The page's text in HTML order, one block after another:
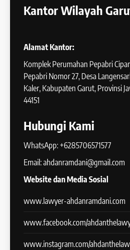
Kantor Wilayah
Alamat Kantor:
Komplek Perumahan Pepabri
Pepabri Nomor 27, Desa
Kaler, Kabupaten Garut, Provinsi
44151
Hubungi Kami
WhatsApp: +6285706571577
Email: ahdanramdani@gmail.com
Website dan Media Sosial
www.lawyer-ahdanramdani.com
www.facebook.com/
www.instagram.com/